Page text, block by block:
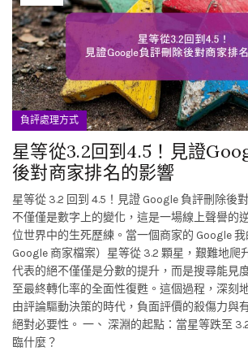
負評處理方式
星等從3.2回到4.5！見證
後對商家排名的影響
星等從 3.2 回到 4.5！見證 Google 負評刪除後
不僅僅是數字上的變化，這是一場線上聲譽的
位世界中的生死歷練。當一個商家的 Google
Google 商家檔案）星等從 3.2 顆星，艱難地爬
代表的絕不僅僅是分數的提升，而是搜尋能見
至最終轉化率的全面性復甦。這個過程，深刻
由評論驅動決策的時代，負面評價的殺傷力與
絕對必要性。 一、 深淵的起點：當星等跌至
臨什麼？